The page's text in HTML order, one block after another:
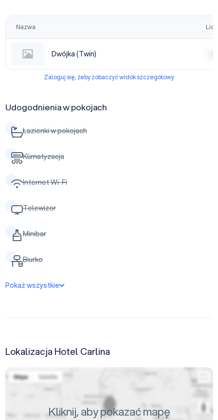
Nazwa
Dwójka (Twin)
Zaloguj się, żeby zobaczyć widok szczegółowy
Udogodnienia w pokojach
Łazienki w pokojach
Klimatyzacja
Internet Wi-Fi
Telewizor
Minibar
Biurko
Pokaż wszystkie
Lokalizacja Hotel Carlina
Kliknij, aby pokazać mapę